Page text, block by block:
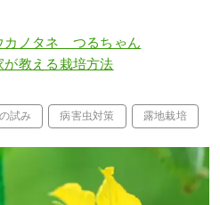
カノタネ つるちゃん
が教える栽培方法
試み 病害虫対策 露地栽培